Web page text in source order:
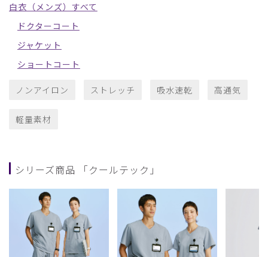
白衣（メンズ）すべて
ドクターコート
ジャケット
ショートコート
ノンアイロン ストレッチ 吸水速乾 高通気
軽量素材
シリーズ商品 「クールテック」